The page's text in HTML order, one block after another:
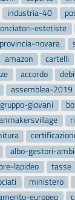
industria-40
estetiste
provincia-novara
amazon cartelli
accordo
assemblea-2019
gruppo-giovani
albo-gestori-
lapideo tasse
ministero
europeo